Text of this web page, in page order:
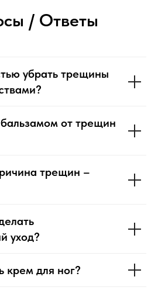
/ Ответы
убрать трещины
от трещин
трещин –
уход?
крем для ног?